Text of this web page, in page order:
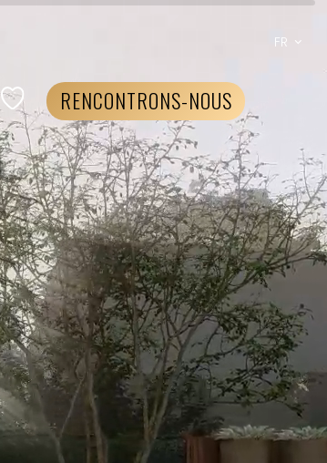
FR
RENCONTRONS-NOUS